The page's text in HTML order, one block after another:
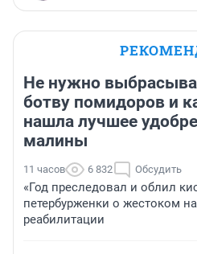
Не нужно
ботву помидоров и
нашла лучшее
малины
11 часов 6 832 Обсудить
«Год преследовал и облил
петербурженки о жестоком
реабилитации